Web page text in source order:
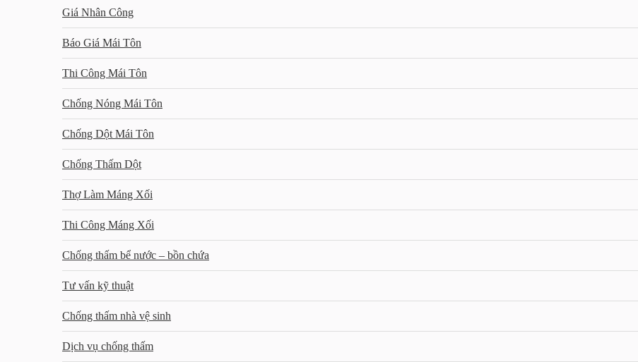
Giá Nhân Công
Báo Giá Mái Tôn
Thi Công Mái Tôn
Chống Nóng Mái Tôn
Chống Dột Mái Tôn
Chống Thấm Dột
Thợ Làm Máng Xối
Thi Công Máng Xối
Chống thấm bể nước – bồn chứa
Tư vấn kỹ thuật
Chống thấm nhà vệ sinh
Dịch vụ chống thấm